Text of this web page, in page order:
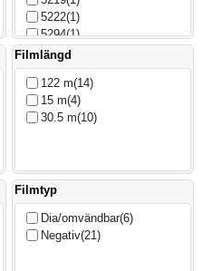
5222(1)
5294(1)
7203(2)
7206(2)
7207(1)
7213(3)
7219 (3)
7294(3)
Filmlängd
122 m(14)
15 m(4)
30.5 m(10)
Filmtyp
Dia/omvändbar(6)
Negativ(21)